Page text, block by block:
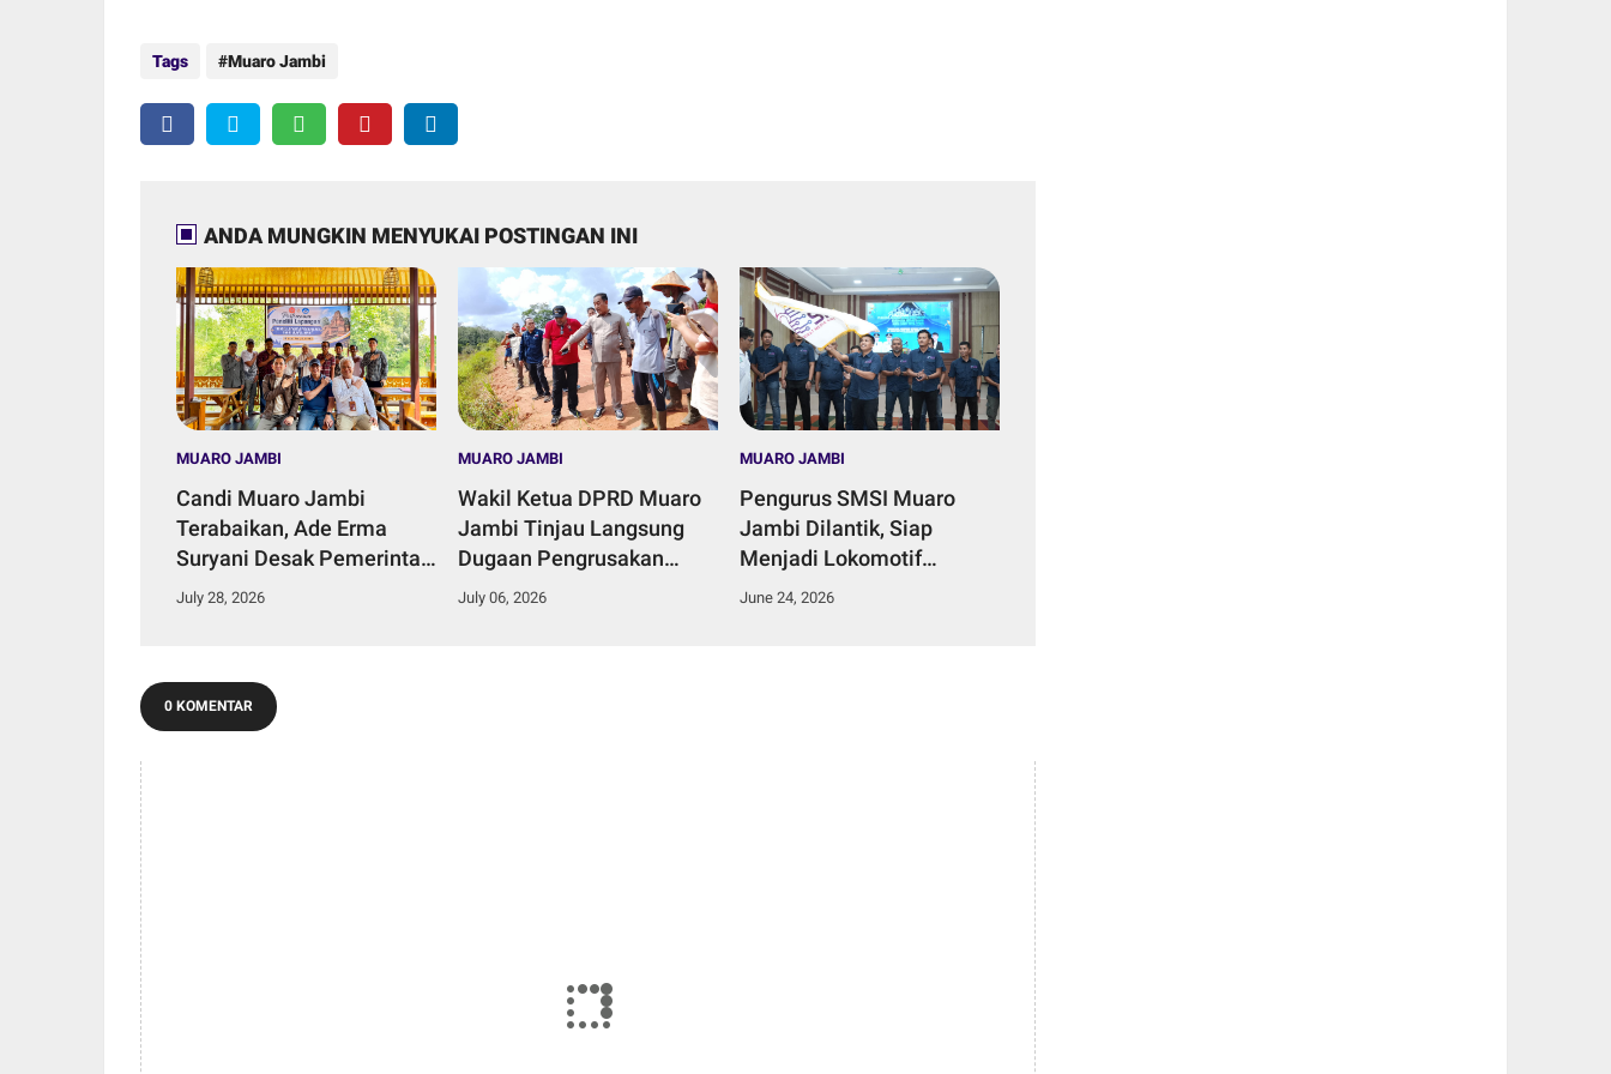
Tags Muaro Jambi
ANDA MUNGKIN MENYUKAI POSTINGAN INI
MUARO JAMBI
Candi Muaro Jambi
Terabaikan, Ade Erma
Suryani Desak Pemerintah
Daerah Perkuat Komitmen
July 28, 2026
MUARO JAMBI
Wakil Ketua DPRD Muaro
Jambi Tinjau Langsung
Dugaan Pengrusakan
Aliran Sungai di Desa
July 06, 2026
MUARO JAMBI
Pengurus SMSI Muaro
Jambi Dilantik, Siap
Menjadi Lokomotif
Penggerak Informasi yang
June 24, 2026
0 KOMENTAR